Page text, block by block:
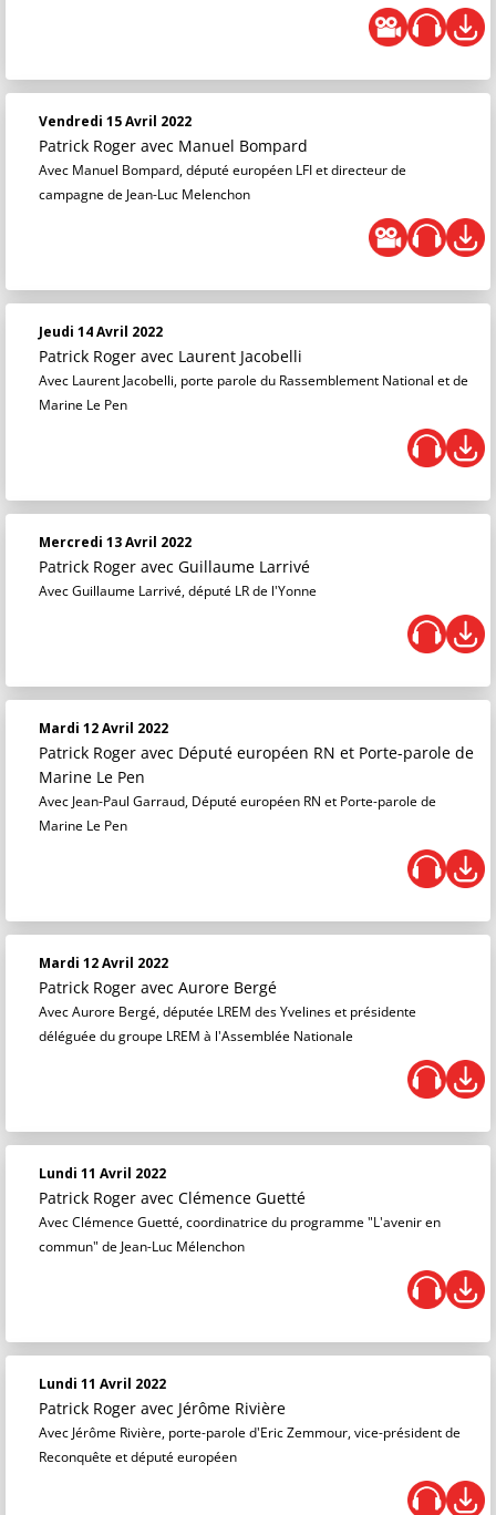
Vendredi 15 Avril 2022
Patrick Roger avec Manuel Bompard
Avec Manuel Bompard, député européen LFI et directeur de
campagne de Jean-Luc Melenchon
Jeudi 14 Avril 2022
Patrick Roger avec Laurent Jacobelli
Avec Laurent Jacobelli, porte parole du Rassemblement National et de
Marine Le Pen
Mercredi 13 Avril 2022
Patrick Roger avec Guillaume Larrivé
Avec Guillaume Larrivé, député LR de l'Yonne
Mardi 12 Avril 2022
Patrick Roger avec Député européen RN et Porte-parole de
Marine Le Pen
Avec Jean-Paul Garraud, Député européen RN et Porte-parole de
Marine Le Pen
Mardi 12 Avril 2022
Patrick Roger avec Aurore Bergé
Avec Aurore Bergé, députée LREM des Yvelines et présidente
déléguée du groupe LREM à l'Assemblée Nationale
Lundi 11 Avril 2022
Patrick Roger avec Clémence Guetté
Avec Clémence Guetté, coordinatrice du programme "L'avenir en
commun" de Jean-Luc Mélenchon
Lundi 11 Avril 2022
Patrick Roger avec Jérôme Rivière
Avec Jérôme Rivière, porte-parole d'Eric Zemmour, vice-président de
Reconquête et député européen